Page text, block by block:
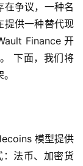
争议，一种名
提供一种替代现
Finance 开
下面，我们将
模型提供
法币、加密货